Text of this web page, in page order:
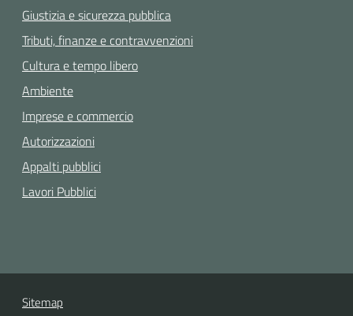
Giustizia e sicurezza pubblica
Tributi, finanze e contravvenzioni
Cultura e tempo libero
Ambiente
Imprese e commercio
Autorizzazioni
Appalti pubblici
Lavori Pubblici
Sitemap